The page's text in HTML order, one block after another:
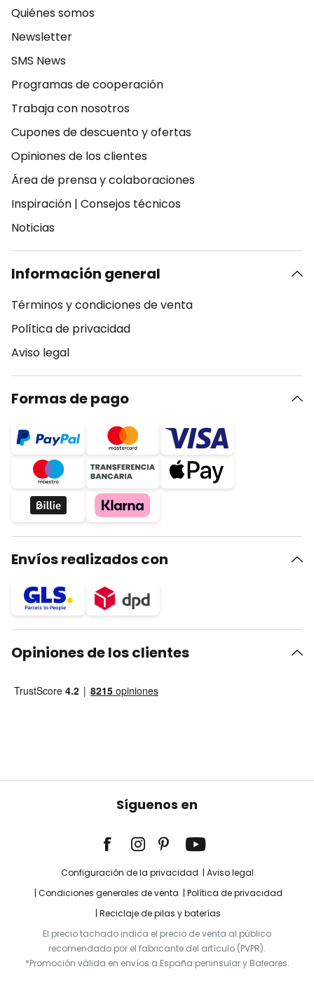
Quiénes somos
Newsletter
SMS News
Programas de cooperación
Trabaja con nosotros
Cupones de descuento y ofertas
Opiniones de los clientes
Área de prensa y colaboraciones
Inspiración | Consejos técnicos
Noticias
Información general
Términos y condiciones de venta
Política de privacidad
Aviso legal
Formas de pago
Envíos realizados con
Opiniones de los clientes
Síguenos en
Configuración de la privacidad
Aviso legal
Condiciones generales de venta
Política de privacidad
Reciclaje de pilas y baterías
El precio tachado indica el precio de venta al público
recomendado por el fabricante del artículo (PVPR).
*Promoción válida en envíos a España peninsular y Baleares.